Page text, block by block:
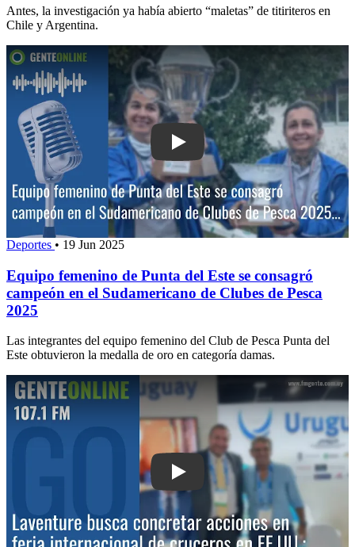
Antes, la investigación ya había abierto “maletas” de titiriteros en
Chile y Argentina.
Play: Equipo femenino de Punta del
Deportes • 19 Jun 2025
Equipo femenino de Punta del Este se consagró
campeón en el Sudamericano de Clubes de Pesca
2025
Las integrantes del equipo femenino del Club de Pesca Punta del
Este obtuvieron la medalla de oro en categoría damas.
Play: Laventure busca concretar